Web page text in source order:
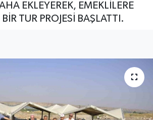
EKLEYEREK, EMEKLİLERE
TUR PROJESİ BAŞLATTI.